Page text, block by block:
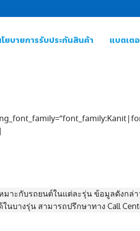
ยบายการรับประกันสินค้า แบตเต
มาะกับรถยนต์ในแต่ละรุ่น ข้อมูลดังกล่
บางรุ่น สามารถปรึกษาทาง Call